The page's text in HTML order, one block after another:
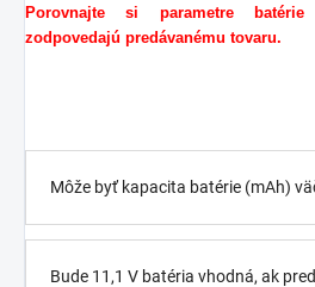
Porovnajte si parametre
zodpovedajú predávanému tovaru.
Môže byť kapacita batérie (mAh)
Bude 11,1 V batéria vhodná, ak